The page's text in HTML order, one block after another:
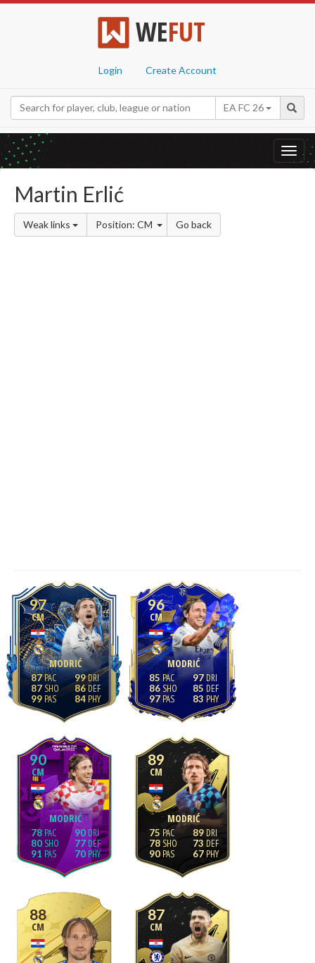
WEFUT
Login Create Account
EA FC 26
Martin Erlić
Weak links Position: CM Go back
97
CM
MODRIĆ
87
87
99
99
86
84
96
CM
MODRIĆ
85
86
97
97
85
83
90
CM
MODRIĆ
78
80
91
90
77
70
89
CM
MODRIĆ
75
78
90
89
73
67
88
CM
87
CM